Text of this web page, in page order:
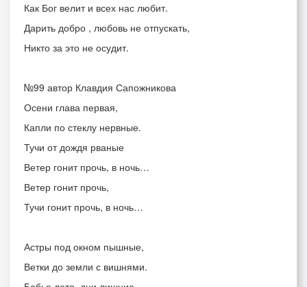
Как Бог велит и всех нас любит.
Дарить добро , любовь не отпускать,
Никто за это не осудит.
№99 автор Клавдия Сапожникова
Осени глава первая,
Капли по стеклу нервные.
Тучи от дождя рваные
Ветер гонит прочь, в ночь…
Ветер гонит прочь,
Тучи гонит прочь, в ночь…
Астры под окном пышные,
Ветки до земли с вишнями.